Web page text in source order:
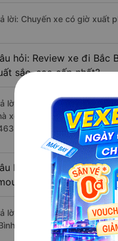
lời: Chuyến xe có giờ xuất
hỏi: Review xe đi Bắc
sắc, cao cấp nhất?
lời: Những hãng xe đi Sa
xe Liên Hưng đi Bắc Bình
đánh giá của khách
hỏi: Có loại xe Sa
phòng đôi
lời: Hiện tại chưa có nhà
Thuận.